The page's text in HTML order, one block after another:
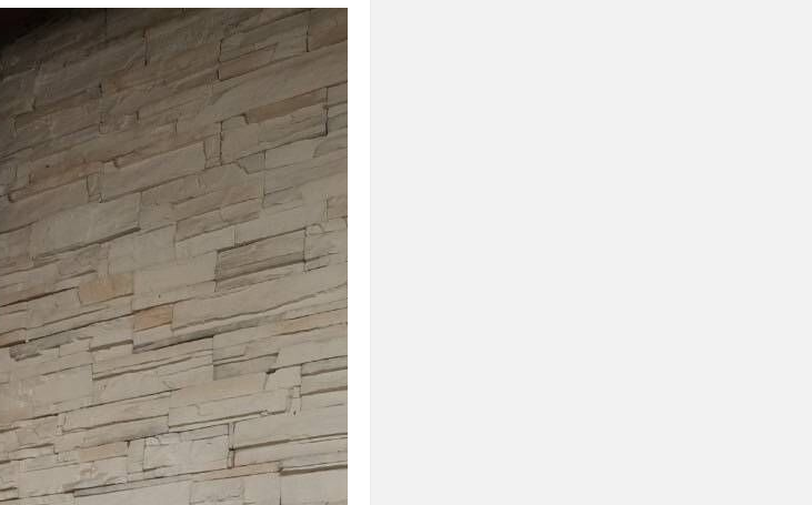
滿意度
★★★★★
★★★★★
★★★★★
★★★★★
★★★★★
★★★★★
★★★★★
★★★★★
★★★★★
★★★★★
滿意度
★★★★★